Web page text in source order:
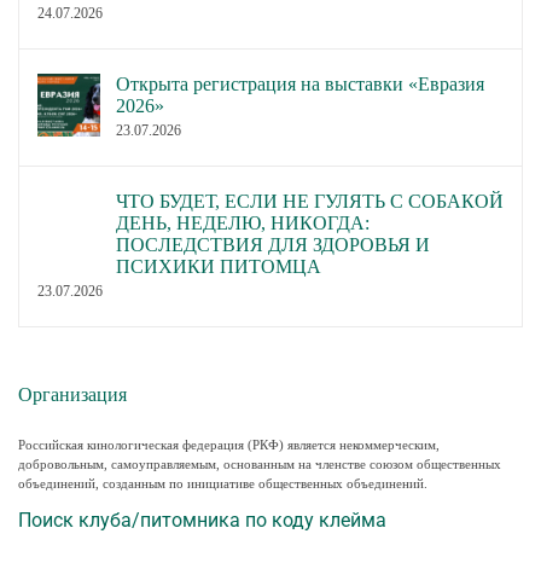
24.07.2026
Открыта регистрация на выставки «Евразия
2026»
23.07.2026
ЧТО БУДЕТ, ЕСЛИ НЕ ГУЛЯТЬ С СОБАКОЙ
ДЕНЬ, НЕДЕЛЮ, НИКОГДА:
ПОСЛЕДСТВИЯ ДЛЯ ЗДОРОВЬЯ И
ПСИХИКИ ПИТОМЦА
23.07.2026
Организация
Российская кинологическая федерация (РКФ) является некоммерческим,
добровольным, самоуправляемым, основанным на членстве союзом общественных
объединений, созданным по инициативе общественных объединений.
Поиск клуба/питомника по коду клейма